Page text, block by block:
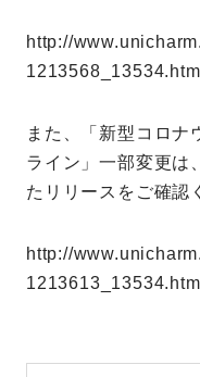
http://
1213568_13534.html
また、「新型コロナ
ライン」一部変更は
たリリースをご確認
http://
1213613_13534.html